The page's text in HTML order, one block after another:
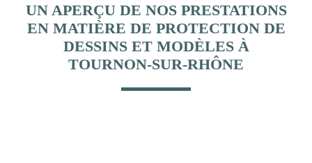
UN APERÇU DE NOS PRESTATIONS
EN MATIÈRE DE PROTECTION DE
DESSINS ET MODÈLES À
TOURNON-SUR-RHÔNE